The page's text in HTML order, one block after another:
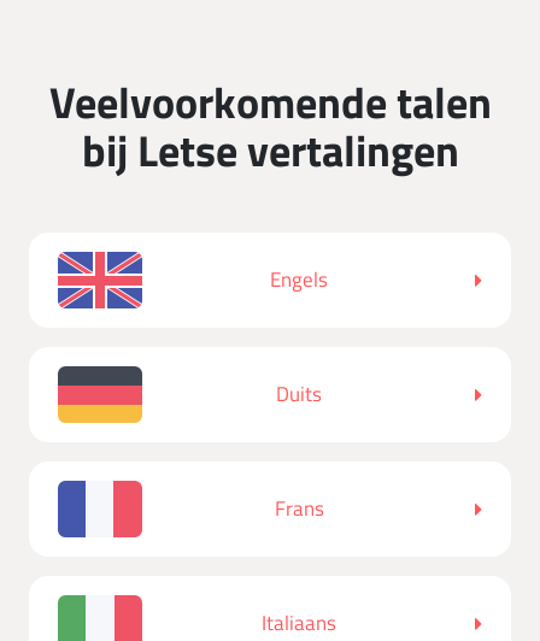
Veelvoorkomende talen
bij Letse vertalingen
Engels
Duits
Frans
Italiaans